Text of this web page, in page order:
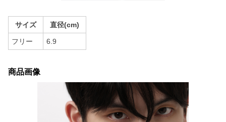
サイズ 直径(cm)
フリー 6.9
商品画像